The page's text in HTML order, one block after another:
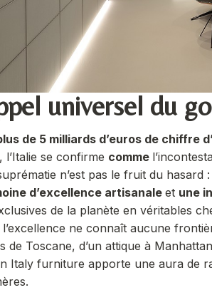
universel du
de 5 milliards d’euros de chiffre
l’Italie se confirme comme
n’est pas le fruit du
d’excellence artisanale et une
de la planète en véritables
ne connaît aucune
de Toscane, d’un attique à
Italy furniture apporte une aura de